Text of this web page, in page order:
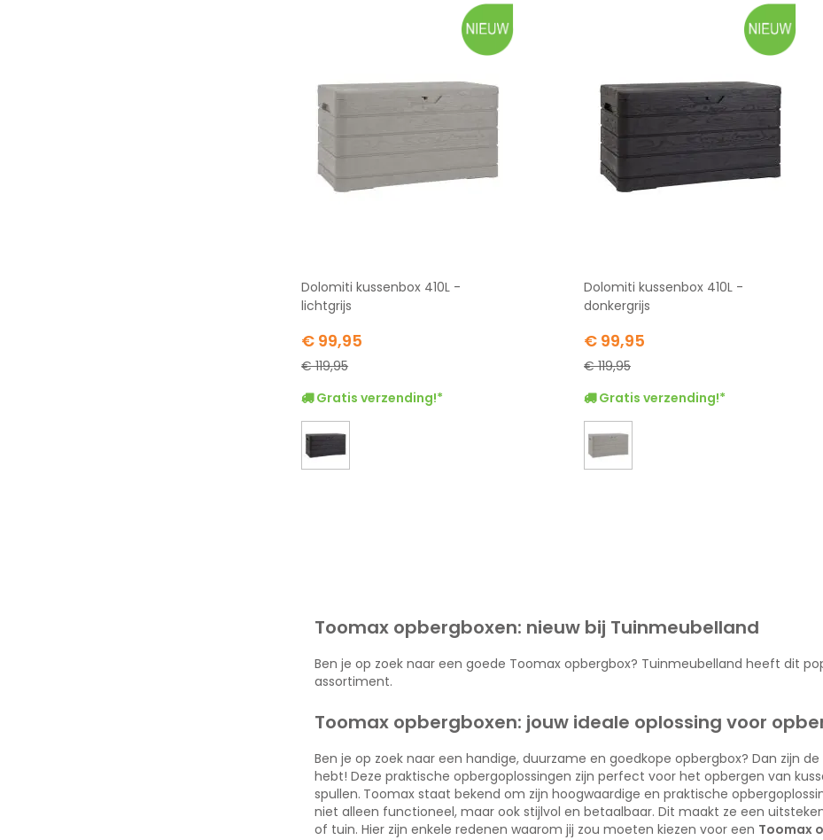
Dolomiti kussenbox 410L -
lichtgrijs
Special
Price
€ 99,95
€ 119,95
Gratis verzending!*
Dolomiti kussenbox 410L -
donkergrijs
Special
Price
€ 99,95
€ 119,95
Gratis verzending!*
Toomax opbergboxen: nieuw bij Tuinmeubelland
Ben je op zoek naar een goede Toomax opbergbox? Tuinmeubelland heeft dit
assortiment.
Toomax opbergboxen: jouw ideale oplossing voor
Ben je op zoek naar een handige, duurzame en goedkope opbergbox? Dan zijn de
hebt! Deze praktische opbergoplossingen zijn perfect voor het opbergen van
spullen. Toomax staat bekend om zijn hoogwaardige en praktische
niet alleen functioneel, maar ook stijlvol en betaalbaar. Dit maakt ze een
of tuin. Hier zijn enkele redenen waarom jij zou moeten kiezen voor een Toomax